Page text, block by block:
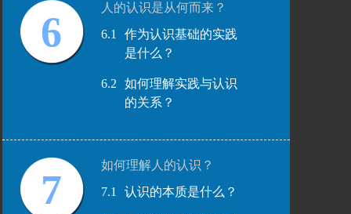
6
人的认识是从何而来？
6.1
作为认识基础的实践
是什么？
6.2
如何理解实践与认识
的关系？
7
如何理解人的认识？
7.1
认识的本质是什么？